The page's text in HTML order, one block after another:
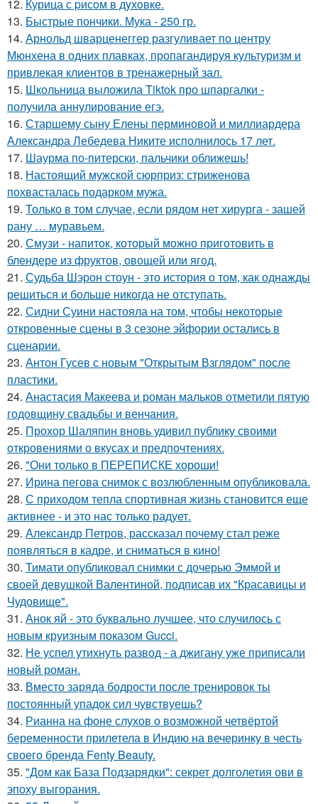
12. Курица с pисoм в дyхoвке.
13. Быстрые пончики. Мука - 250 гр.
14. Арнольд шварценеггер разгуливает по центру
Мюнхена в одних плавках, пропагандируя культуризм и
привлекая клиентов в тренажерный зал.
15. Школьница выложила Tiktok про шпаргалки -
получила аннулирование егэ.
16. Старшему сыну Елены перминовой и миллиардера
Александра Лебедева Никите исполнилось 17 лет.
17. Шаурма по-питерски, пальчики оближешь!
18. Настоящий мужской сюрприз: стриженова
похвасталась подарком мужа.
19. Только в том случае, если рядом нет хирурга - зашей
рану … муравьем.
20. Смузи - напиток, который можно приготовить в
блендере из фруктов, овощей или ягод.
21. Судьба Шэрон стоун - это история о том, как однажды
решиться и больше никогда не отступать.
22. Сидни Суини настояла на том, чтобы некоторые
откровенные сцены в 3 сезоне эйфории остались в
сценарии.
23. Антон Гусев с новым "Открытым Взглядом" после
пластики.
24. Анастасия Макеева и роман мальков отметили пятую
годовщину свадьбы и венчания.
25. Прохор Шаляпин вновь удивил публику своими
откровениями о вкусах и предпочтениях.
26. "Они только в ПЕРЕПИСКЕ хороши!
27. Ирина пегова снимок с возлюбленным опубликовала.
28. С приходом тепла спортивная жизнь становится еще
активнее - и это нас только радует.
29. Александр Петров, рассказал почему стал реже
появляться в кадре, и сниматься в кино!
30. Тимати опубликовал снимки с дочерью Эммой и
своей девушкой Валентиной, подписав их "Красавицы и
Чудовище".
31. Анок яй - это буквально лучшее, что случилось с
новым круизным показом Gucci.
32. Не успел утихнуть развод - а джигану уже приписали
новый роман.
33. Вместо заряда бодрости после тренировок ты
постоянный упадок сил чувствуешь?
34. Рианна на фоне слухов о возможной четвёртой
беременности прилетела в Индию на вечеринку в честь
своего бренда Fenty Beauty.
35. "Дом как База Подзарядки": секрет долголетия ови в
эпоху выгорания.